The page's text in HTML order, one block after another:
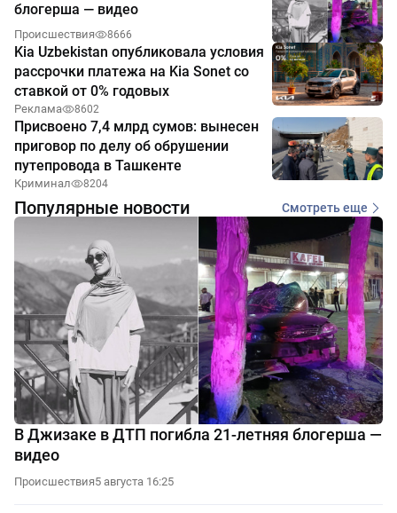
блогерша — видео
Происшествия 8666
Kia Uzbekistan опубликовала условия
рассрочки платежа на Kia Sonet со
ставкой от 0% годовых
Реклама 8602
Присвоено 7,4 млрд сумов: вынесен
приговор по делу об обрушении
путепровода в Ташкенте
Криминал 8204
Популярные новости Смотреть еще
В Джизаке в ДТП погибла 21-летняя блогерша —
видео
Происшествия5 августа 16:25